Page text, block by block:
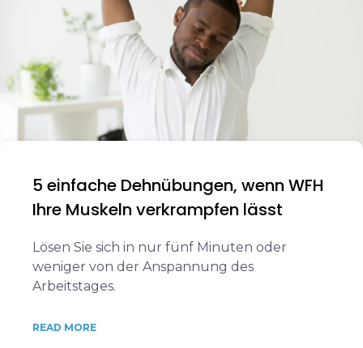
5 einfache Dehnübungen, wenn WFH
Ihre Muskeln verkrampfen lässt
Lösen Sie sich in nur fünf Minuten oder
weniger von der Anspannung des
Arbeitstages.
READ MORE